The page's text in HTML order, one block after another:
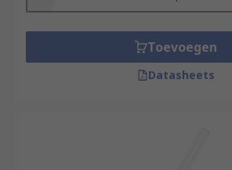
Toevoegen
Datasheets